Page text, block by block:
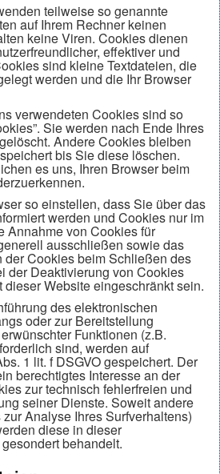
teilweise so genannte
auf Ihrem Rechner keinen
keine Viren. Cookies dienen
effektiver und
sind kleine Textdateien, die
werden und die Ihr Browser
verwendeten Cookies sind so
Sie werden nach Ende Ihres
Andere Cookies bleiben
bis Sie diese löschen.
es uns, Ihren Browser beim
so einstellen, dass Sie über das
werden und Cookies nur im
Annahme von Cookies für
ausschließen sowie das
der Cookies beim Schließen des
der Deaktivierung von Cookies
Website eingeschränkt sein.
des elektronischen
oder zur Bereitstellung
Funktionen (z.B.
sind, werden auf
1 lit. f DSGVO gespeichert. Der
berechtigtes Interesse an der
zur technisch fehlerfreien und
seiner Dienste. Soweit andere
Analyse Ihres Surfverhaltens)
diese in dieser
behandelt.